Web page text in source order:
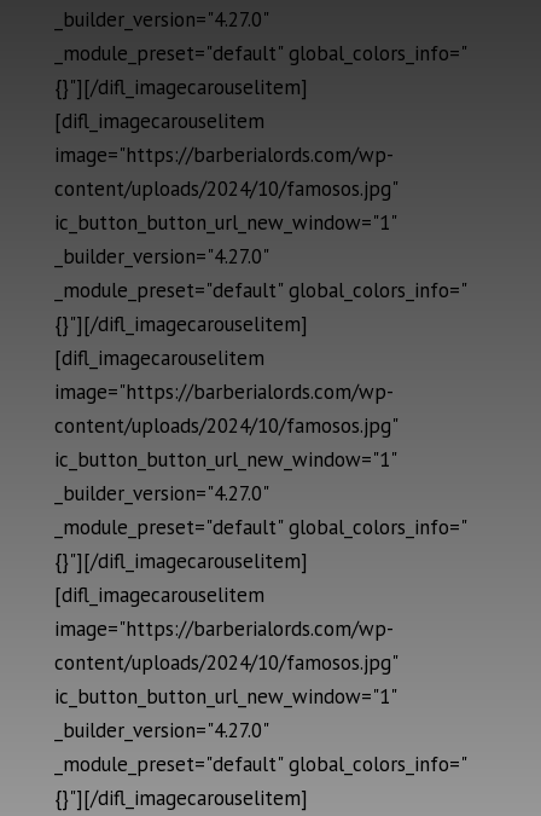
_builder_version="4.27.0"
_module_preset="default" global_colors_info="
{}"][/difl_imagecarouselitem]
[difl_imagecarouselitem
image="https://barberialords.com/wp-
content/uploads/2024/10/famosos.jpg"
ic_button_button_url_new_window="1"
_builder_version="4.27.0"
_module_preset="default" global_colors_info="
{}"][/difl_imagecarouselitem]
[difl_imagecarouselitem
image="https://barberialords.com/wp-
content/uploads/2024/10/famosos.jpg"
ic_button_button_url_new_window="1"
_builder_version="4.27.0"
_module_preset="default" global_colors_info="
{}"][/difl_imagecarouselitem]
[difl_imagecarouselitem
image="https://barberialords.com/wp-
content/uploads/2024/10/famosos.jpg"
ic_button_button_url_new_window="1"
_builder_version="4.27.0"
_module_preset="default" global_colors_info="
{}"][/difl_imagecarouselitem]